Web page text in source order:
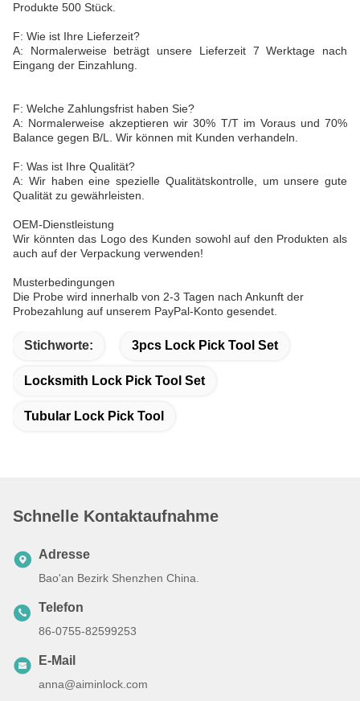
Produkte 500 Stück.
F: Wie ist Ihre Lieferzeit?
A: Normalerweise beträgt unsere Lieferzeit 7 Werktage nach
Eingang der Einzahlung.
F: Welche Zahlungsfrist haben Sie?
A: Normalerweise akzeptieren wir 30% T/T im Voraus und 70%
Balance gegen B/L. Wir können mit Kunden verhandeln.
F: Was ist Ihre Qualität?
A: Wir haben eine spezielle Qualitätskontrolle, um unsere gute
Qualität zu gewährleisten.
OEM-Dienstleistung
Wir könnten das Logo des Kunden sowohl auf den Produkten als
auch auf der Verpackung verwenden!
Musterbedingungen
Die Probe wird innerhalb von 2-3 Tagen nach Ankunft der
Probezahlung auf unserem PayPal-Konto gesendet.
Stichworte: 3pcs Lock Pick Tool Set
Locksmith Lock Pick Tool Set
Tubular Lock Pick Tool
Schnelle Kontaktaufnahme
Adresse
Bao'an Bezirk Shenzhen China.
Telefon
86-0755-82599253
E-Mail
anna@aiminlock.com